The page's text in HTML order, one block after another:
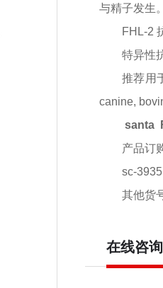
与精子发生
FHL-2
特异性
推荐用
canine,
santa
产品订
sc-
其他货
在线咨询